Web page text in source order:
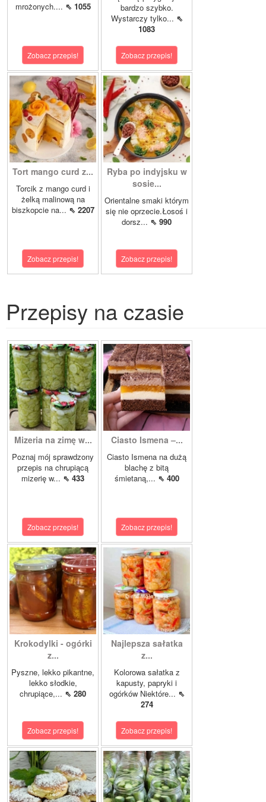
mrożonych.... ⇖ 1055
Zobacz przepis!
bardzo szybko.
Wystarczy tylko... ⇖
1083
Zobacz przepis!
Tort mango curd z...
Torcik z mango curd i
żelką malinową na
biszkopcie na... ⇖ 2207
Zobacz przepis!
Ryba po indyjsku w
sosie...
Orientalne smaki którym
się nie oprzecie.Łosoś i
dorsz... ⇖ 990
Zobacz przepis!
Przepisy na czasie
Mizeria na zimę w...
Poznaj mój sprawdzony
przepis na chrupiącą
mizerię w... ⇖ 433
Zobacz przepis!
Ciasto Ismena –...
Ciasto Ismena na dużą
blachę z bitą
śmietaną,... ⇖ 400
Zobacz przepis!
Krokodylki - ogórki
z...
Pyszne, lekko pikantne,
lekko słodkie,
chrupiące,... ⇖ 280
Zobacz przepis!
Najlepsza sałatka
z...
Kolorowa sałatka z
kapusty, papryki i
ogórków Niektóre... ⇖
274
Zobacz przepis!